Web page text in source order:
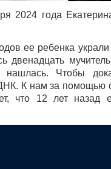
2024 года
ее ребенка
двенадцать
нашлась. Чтобы
К нам за помощью
что 12 лет назад